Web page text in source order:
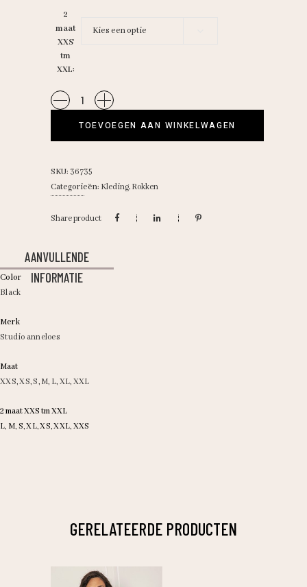
2
maat
XXS
tm
XXL
Kies een optie
StudioA/Chloe
skirt
quantityTOEVOEGEN AAN WINKELWAGEN
SKU: 36735
Categorieën: Kleding, Rokken
Share product
AANVULLENDE
INFORMATIE
Color
Black
Merk
Studio anneloes
Maat
XXS,XS,S, M, L, XL, XXL
2 maat XXS tm XXL
L, M, S, XL, XS, XXL, XXS
GERELATEERDE PRODUCTEN